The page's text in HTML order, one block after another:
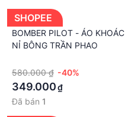
SHOPEE
BOMBER PILOT - ÁO KHOÁC
NỈ BÔNG TRẦN PHAO
580.000 ₫ -40%
349.000₫
Đã bán 1